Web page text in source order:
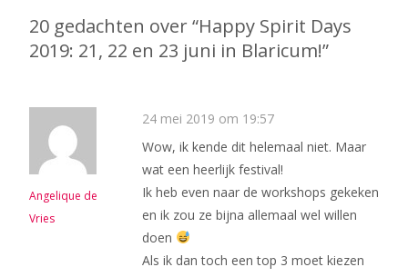
20 gedachten over “Happy Spirit Days
2019: 21, 22 en 23 juni in Blaricum!”
Angelique de
Vries
24 mei 2019 om 19:57
Wow, ik kende dit helemaal niet. Maar
wat een heerlijk festival!
Ik heb even naar de workshops gekeken
en ik zou ze bijna allemaal wel willen
doen
Als ik dan toch een top 3 moet kiezen